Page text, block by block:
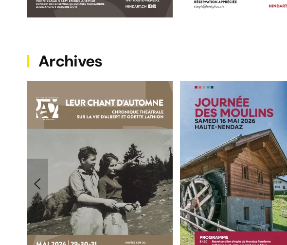
Archives